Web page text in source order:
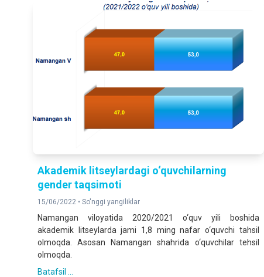
Akademik litseylardagi o‘quvchilarning
gender taqsimoti
15/06/2022 • So'nggi yangiliklar
Namangan viloyatida 2020/2021 o‘quv yili boshida
akademik litseylarda jami 1,8 ming nafar o‘quvchi tahsil
olmoqda. Asosan Namangan shahrida o‘quvchilar tehsil
olmoqda.
Batafsil ...